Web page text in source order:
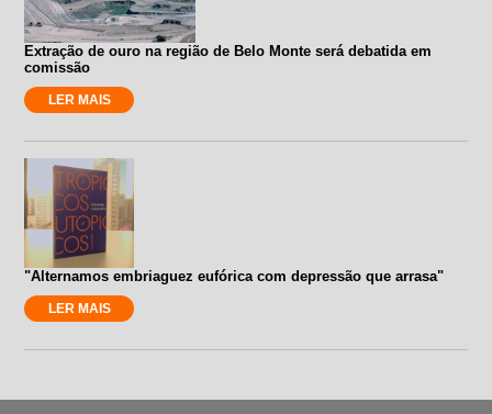
Extração de ouro na região de Belo Monte será debatida em
comissão
LER MAIS
"Alternamos embriaguez eufórica com depressão que arrasa"
LER MAIS